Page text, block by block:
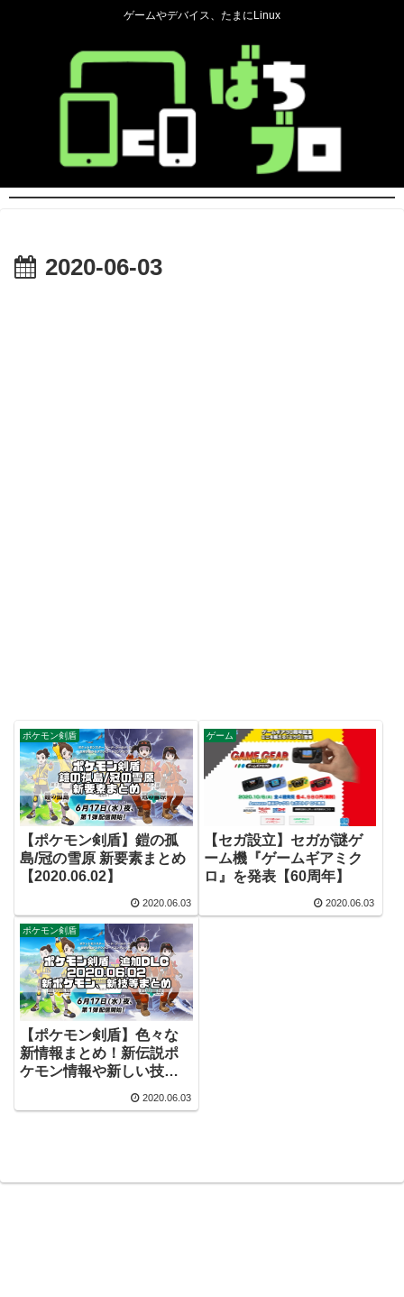
ゲームやデバイス、たまにLinux
2020-06-03
ポケモン剣盾
【ポケモン剣盾】鎧の孤
島/冠の雪原 新要素まとめ
【2020.06.02】
2020.06.03
ゲーム
【セガ設立】セガが謎ゲ
ーム機『ゲームギアミク
ロ』を発表【60周年】
2020.06.03
ポケモン剣盾
【ポケモン剣盾】色々な
新情報まとめ！新伝説ポ
ケモン情報や新しい技を
【2020.06.02】
2020.06.03